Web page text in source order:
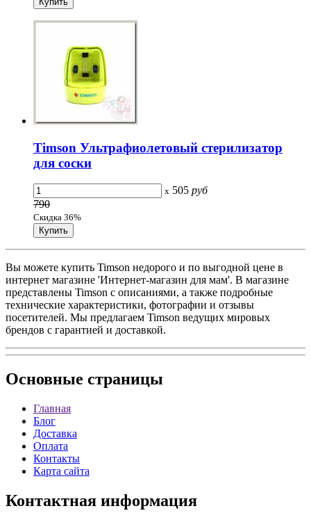
Timson Ультрафиолетовый стерилизатор
для соски
x 505 руб
790
Скидка 36%
Вы можете купить Timson недорого и по выгодной цене в
интернет магазине 'Интернет-магазин для мам'. В магазине
представлены Timson с описаниями, а также подробные
технические характеристики, фотографии и отзывы
посетителей. Мы предлагаем Timson ведущих мировых
брендов с гарантией и доставкой.
Основные страницы
Главная
Блог
Доставка
Оплата
Контакты
Карта сайта
Контактная информация